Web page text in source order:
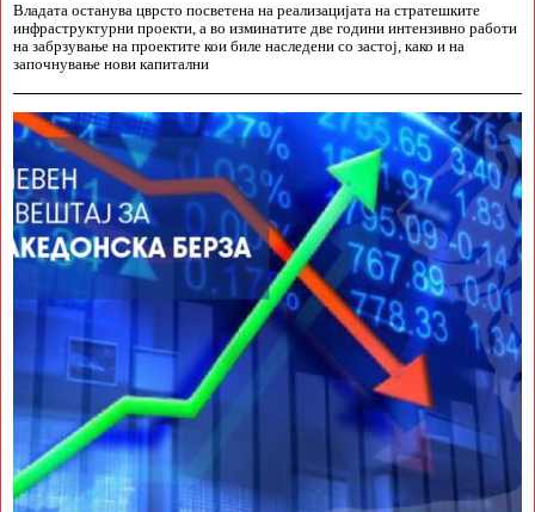
Владата останува цврсто посветена на реализацијата на стратешките
инфраструктурни проекти, а во изминатите две години интензивно работи
на забрзување на проектите кои биле наследени со застој, како и на
започнување нови капитални